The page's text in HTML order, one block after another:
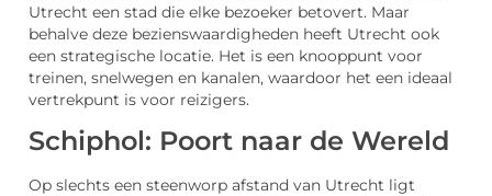
Utrecht een stad die elke bezoeker betovert. Maar
behalve deze bezienswaardigheden heeft Utrecht ook
een strategische locatie. Het is een knooppunt voor
treinen, snelwegen en kanalen, waardoor het een ideaal
vertrekpunt is voor reizigers.
Schiphol: Poort naar de Wereld
Op slechts een steenworp afstand van Utrecht ligt